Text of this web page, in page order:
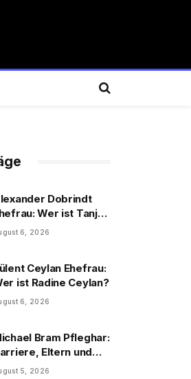
Dobrindt
Wer ist Tanja
6, 2026
Ceylan Ehefrau:
ist Radine Ceylan?
6, 2026
Bram Pfleghar:
Eltern und
5, 2026